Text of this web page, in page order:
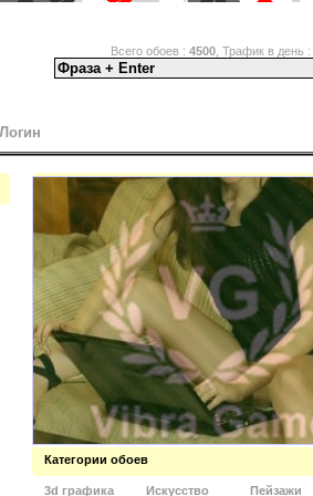
Всего обоев : 4500 , Трафик в день :
Логин
авто- дизайна
Категории обоев
3d графика
Искусство
Пейзажи